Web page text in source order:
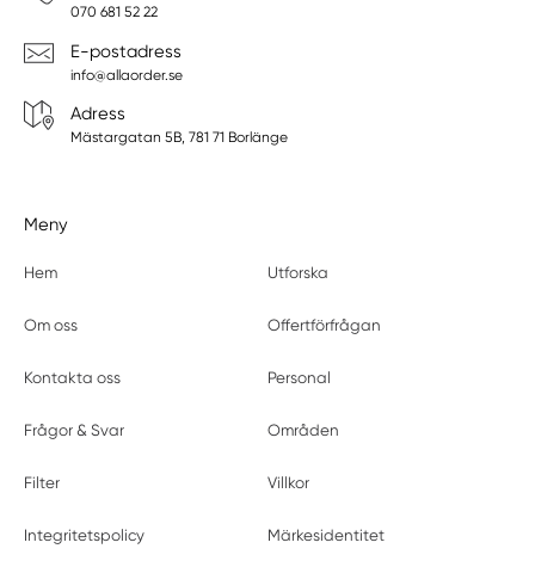
070 681 52 22
E-postadress
info@allaorder.se
Adress
Mästargatan 5B, 781 71 Borlänge
Meny
Hem Utforska
Om oss Offertförfrågan
Kontakta oss Personal
Frågor & Svar Områden
Filter Villkor
Integritetspolicy Märkesidentitet